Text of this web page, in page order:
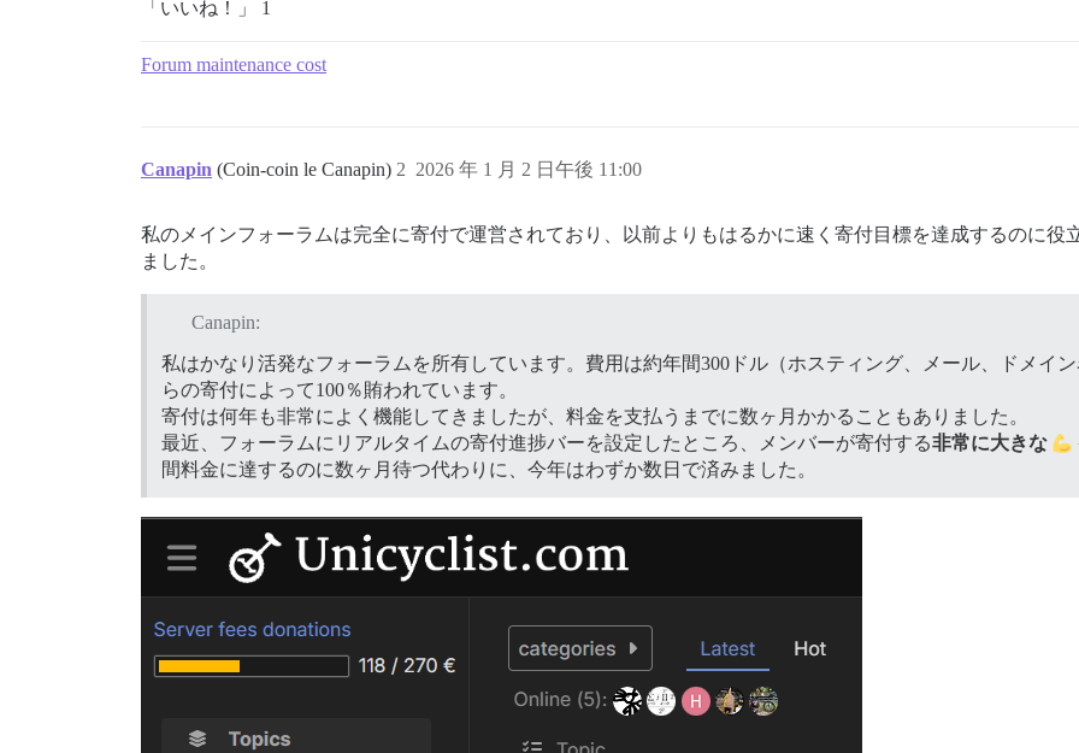
「いいね！」 1
Forum maintenance cost
Canapin (Coin-coin le Canapin) 2026 年 1 月 2 日午後 11:00
2
私のメインフォーラムは完全に寄付で運営されており、以前よりもはるかに速く寄付目標を達成するのに
ました。
Canapin:
私はかなり活発なフォーラムを所有しています。費用は約年間300ドル（ホスティング、メール、ドメイ
らの寄付によって100％賄われています。
寄付は何年も非常によく機能してきましたが、料金を支払うまでに数ヶ月かかることもありました。
最近、フォーラムにリアルタイムの寄付進捗バーを設定したところ、メンバーが寄付する非常に大きな
間料金に達するのに数ヶ月待つ代わりに、今年はわずか数日で済みました。